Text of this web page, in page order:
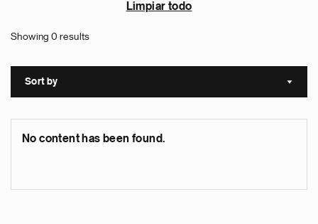
Limpiar todo
Showing 0 results
Sort by Sort
No content has been found.